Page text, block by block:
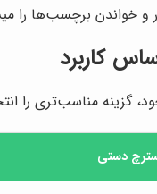
و خواندن برچسب‌ها
کاربرد
گزینه مناسب‌تری را
دستی